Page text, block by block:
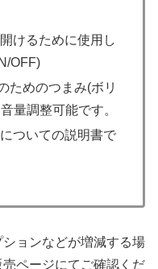
けるために使用し
OFF)
ためのつまみ(ボリ
量調整可能です。
ついての説明書で
ョンなどが増減する場
ページにてご確認くだ